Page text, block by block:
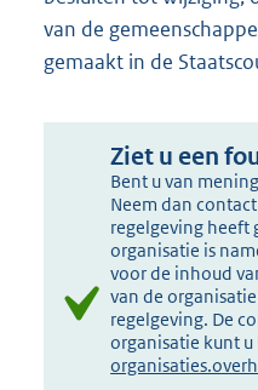
van de
gemaakt in de
Ziet u een
Bent u van
Neem dan
regelgeving heeft
organisatie is
voor de inhoud
van de
regelgeving. De
organisatie kunt